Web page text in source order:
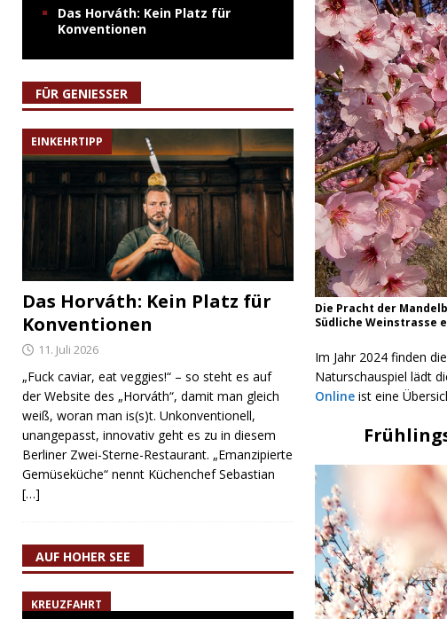
Die Pracht der
Südliche Weinstrasse
Im Jahr 2024 finden
Naturschauspiel lädt
Onlineist eine
Das Horváth: Kein Platz für
Konventionen
FÜR GENIESSER
EINKEHRTIPP
Das Horváth: Kein Platz für
Konventionen
11. Juli 2026
„Fuck caviar, eat veggies!“ – so steht es auf
der Website des „Horváth“, damit man gleich
weiß, woran man is(s)t. Unkonventionell,
unangepasst, innovativ geht es zu in diesem
Berliner Zwei-Sterne-Restaurant. „Emanzipierte
Gemüseküche“ nennt Küchenchef Sebastian
[…]
AUF HOHER SEE
KREUZFAHRT